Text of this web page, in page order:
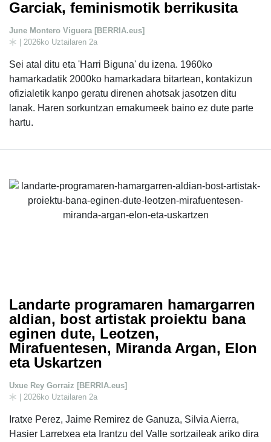
Garciak, feminismotik berrikusita
June Montero Viguera [BERRIA.eus]
| 2026ko Uztailaren 2a
Sei atal ditu eta 'Harri Biguna' du izena. 1960ko
hamarkadatik 2000ko hamarkadara bitartean, kontakizun
ofizialetik kanpo geratu direnen ahotsak jasotzen ditu
lanak. Haren sorkuntzan emakumeek baino ez dute parte
hartu.
Landarte programaren hamargarren
aldian, bost artistak proiektu bana
eginen dute, Leotzen,
Mirafuentesen, Miranda Argan, Elon
eta Uskartzen
Uxue Rey Gorraiz [BERRIA.eus]
| 2026ko Uztailaren 2a
Iratxe Perez, Jaime Remirez de Ganuza, Silvia Aierra,
Hasier Larretxea eta Irantzu del Valle sortzaileak ariko dira